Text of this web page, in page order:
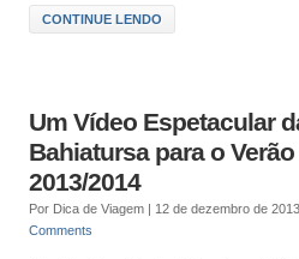
CONTINUE LENDO
Um Vídeo Espetacular
Bahiatursa para o
2013/2014
Por Dica de Viagem| 12 de dezembro de 2013
Comments